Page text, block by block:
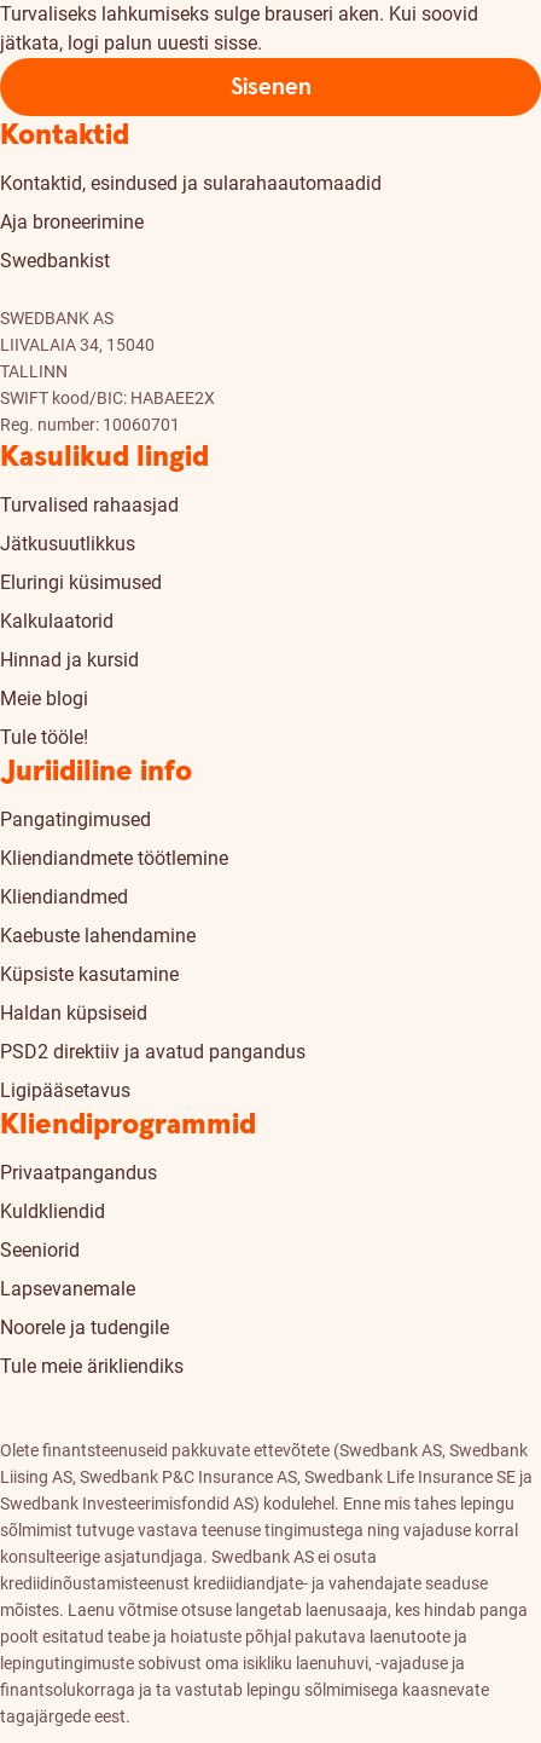
Turvaliseks lahkumiseks sulge brauseri aken. Kui soovid
jätkata, logi palun uuesti sisse.
Sisenen
Kontaktid
Kontaktid, esindused ja sularahaautomaadid
Aja broneerimine
Swedbankist
SWEDBANK AS
LIIVALAIA 34, 15040
TALLINN
SWIFT kood/BIC: HABAEE2X
Reg. number: 10060701
Kasulikud lingid
Turvalised rahaasjad
Jätkusuutlikkus
Eluringi küsimused
Kalkulaatorid
Hinnad ja kursid
Meie blogi
Tule tööle!
Juriidiline info
Pangatingimused
Kliendiandmete töötlemine
Kliendiandmed
Kaebuste lahendamine
Küpsiste kasutamine
Haldan küpsiseid
PSD2 direktiiv ja avatud pangandus
Ligipääsetavus
Kliendiprogrammid
Privaatpangandus
Kuldkliendid
Seeniorid
Lapsevanemale
Noorele ja tudengile
Tule meie ärikliendiks
Olete finantsteenuseid pakkuvate ettevõtete (Swedbank AS, Swedbank
Liising AS, Swedbank P&C Insurance AS, Swedbank Life Insurance SE ja
Swedbank Investeerimisfondid AS) kodulehel. Enne mis tahes lepingu
sõlmimist tutvuge vastava teenuse tingimustega ning vajaduse korral
konsulteerige asjatundjaga. Swedbank AS ei osuta
krediidinõustamisteenust krediidiandjate- ja vahendajate seaduse
mõistes. Laenu võtmise otsuse langetab laenusaaja, kes hindab panga
poolt esitatud teabe ja hoiatuste põhjal pakutava laenutoote ja
lepingutingimuste sobivust oma isikliku laenuhuvi, -vajaduse ja
finantsolukorraga ja ta vastutab lepingu sõlmimisega kaasnevate
tagajärgede eest.